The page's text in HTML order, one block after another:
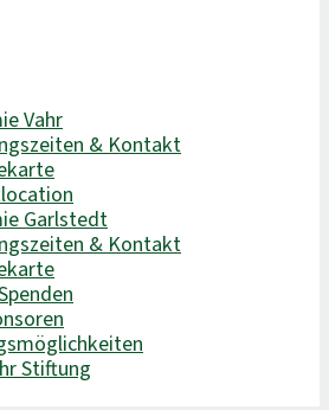
Vahr
& Kontakt
Garlstedt
& Kontakt
Stiftung